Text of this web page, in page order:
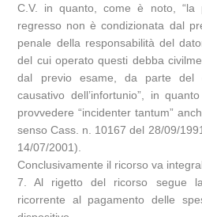
C.V. in quanto, come è noto, “la
regresso non è condizionata dal
penale della responsabilità del
del cui operato questi debba
dal previo esame, da parte del
causativo dell’infortunio”, in
provvedere “incidenter tantum”
senso Cass. n. 10167 del 28/09/
14/07/2001).
Conclusivamente il ricorso va
7. Al rigetto del ricorso segue
ricorrente al pagamento delle